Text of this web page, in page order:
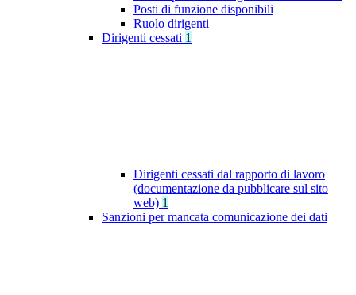
Posti di funzione disponibili
Ruolo dirigenti
Dirigenti cessati 1
Dirigenti cessati dal rapporto di lavoro
(documentazione da pubblicare sul sito
web) 1
Sanzioni per mancata comunicazione dei dati